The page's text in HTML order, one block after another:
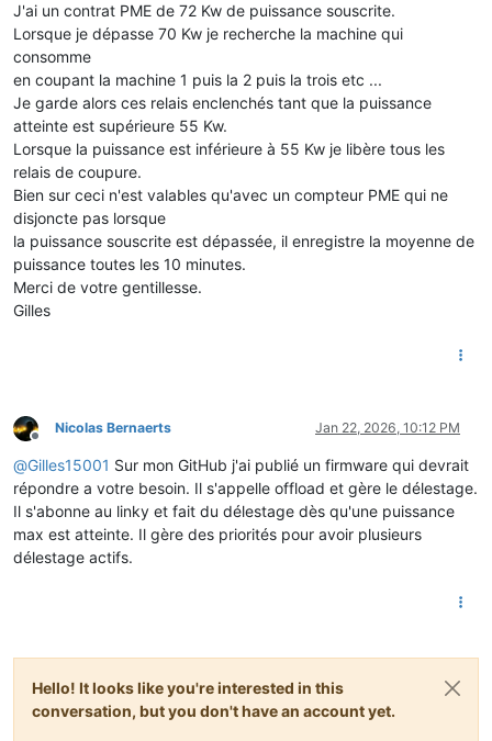
J'ai un contrat PME de 72 Kw de puissance souscrite.
Lorsque je dépasse 70 Kw je recherche la machine qui
consomme
en coupant la machine 1 puis la 2 puis la trois etc ...
Je garde alors ces relais enclenchés tant que la puissance
atteinte est supérieure 55 Kw.
Lorsque la puissance est inférieure à 55 Kw je libère tous les
relais de coupure.
Bien sur ceci n'est valables qu'avec un compteur PME qui ne
disjoncte pas lorsque
la puissance souscrite est dépassée, il enregistre la moyenne de
puissance toutes les 10 minutes.
Merci de votre gentillesse.
Gilles
Offline
Nicolas Bernaerts Jan 22, 2026, 10:12 PM
@Gilles15001 Sur mon GitHub j'ai publié un firmware qui devrait
répondre a votre besoin. Il s'appelle offload et gère le délestage.
Il s'abonne au linky et fait du délestage dès qu'une puissance
max est atteinte. Il gère des priorités pour avoir plusieurs
délestage actifs.
Hello! It looks like you're interested in this
conversation, but you don't have an account yet.